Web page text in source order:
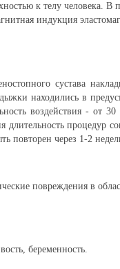
к телу человека.
индукция
сустава
находились в
воздействия - от
длительность процедур
повторен через 1-2
повреждения в
беременность.